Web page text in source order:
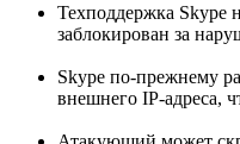
Техподдержка Skype
заблокирован за
Skype по-прежнему
внешнего IP-адреса,